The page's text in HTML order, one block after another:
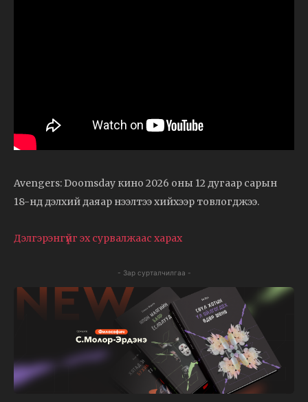
Avengers: Doomsday кино 2026 оны 12 дугаар сарын
18-нд дэлхий даяар нээлтээ хийхээр товлогджээ.
Дэлгэрэнгүйг эх сурвалжаас харах
- Зар сурталчилгаа -